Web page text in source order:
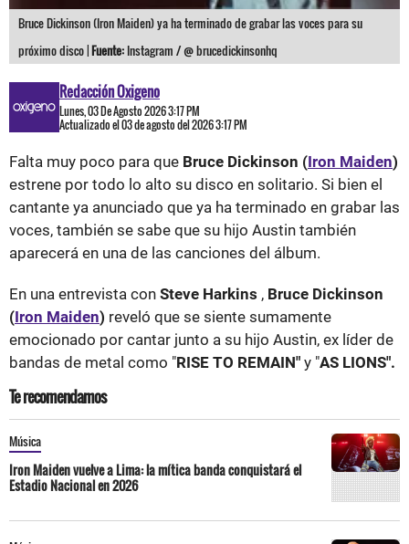
Bruce Dickinson (Iron Maiden) ya ha terminado de grabar las voces para su
próximo disco |Fuente: Instagram / @ brucedickinsonhq
Redacción Oxigeno
Lunes, 03 De Agosto 2026 3:17 PM
Actualizado el 03 de agosto del 2026 3:17 PM
Falta muy poco para que Bruce Dickinson (Iron Maiden)
estrene por todo lo alto su disco en solitario. Si bien el
cantante ya anunciado que ya ha terminado en grabar las
voces, también se sabe que su hijo Austin también
aparecerá en una de las canciones del álbum.
En una entrevista con Steve Harkins , Bruce Dickinson
(Iron Maiden) reveló que se siente sumamente
emocionado por cantar junto a su hijo Austin, ex líder de
bandas de metal como "RISE TO REMAIN" y "AS LIONS".
Te recomendamos
Música
Iron Maiden vuelve a Lima: la mítica banda conquistará el
Estadio Nacional en 2026